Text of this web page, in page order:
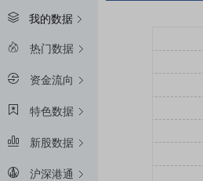
我的数据
热门数据
资金流向
特色数据
新股数据
沪深港通